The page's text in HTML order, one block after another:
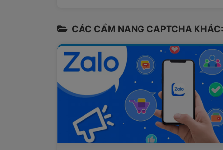
CÁC CẨM NANG CAPTCHA KHÁC: